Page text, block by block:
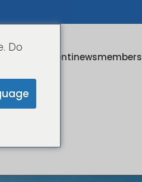
clientinewsmembers
Do